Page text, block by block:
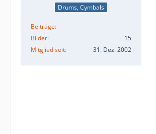
Drums, Cymbals
Beiträge
Bilder
15
Mitglied seit
31. Dez. 2002